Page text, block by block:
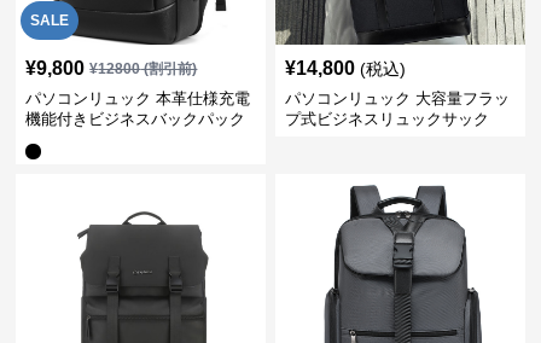
SALE
¥9,800 ¥12800(割引前)
パソコンリュック 本革仕様充電
機能付きビジネスバックパック
¥14,800 (税込)
パソコンリュック 大容量フラッ
プ式ビジネスリュックサック